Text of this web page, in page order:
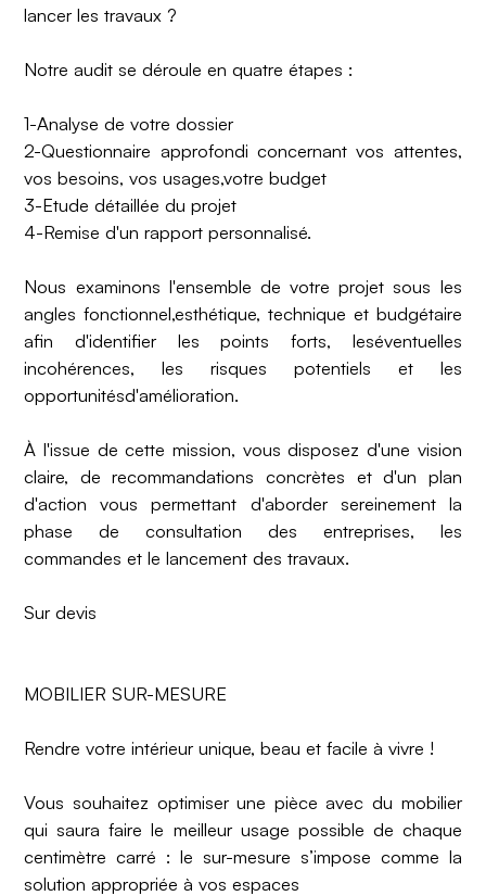
lancer les travaux ?‍
Notre audit se déroule en quatre étapes : ‍
1-Analyse de votre dossier
2-Questionnaire approfondi concernant vos attentes,
vos besoins, vos usages,votre budget
3-Etude détaillée du projet
4-Remise d'un rapport personnalisé.
Nous examinons l'ensemble de votre projet sous les
angles fonctionnel,esthétique, technique et budgétaire
afin d'identifier les points forts, leséventuelles
incohérences, les risques potentiels et les
opportunitésd'amélioration. ‍
À l'issue de cette mission, vous disposez d'une vision
claire, de recommandations concrètes et d'un plan
d'action vous permettant d'aborder sereinement la
phase de consultation des entreprises, les
commandes et le lancement des travaux.
Sur devis
MOBILIER SUR-MESURE
Rendre votre intérieur unique, beau et facile à vivre !
Vous souhaitez optimiser une pièce avec du mobilier
qui saura faire le meilleur usage possible de chaque
centimètre carré : le sur-mesure s’impose comme la
solution appropriée à vos espaces